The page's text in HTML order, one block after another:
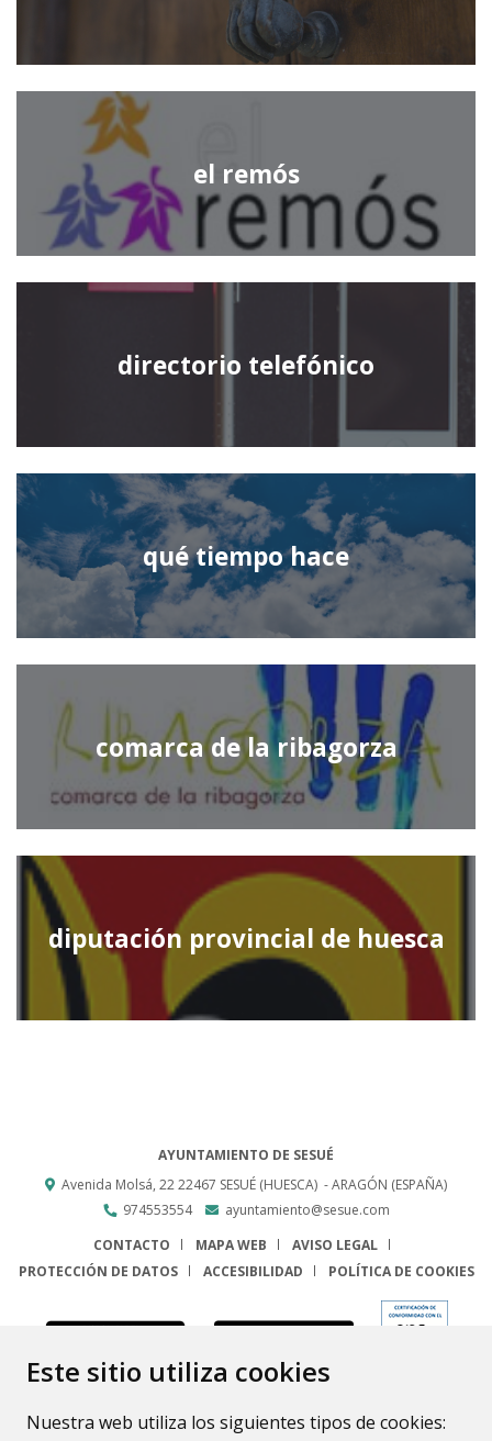
Este sitio utiliza cookies
Nuestra web utiliza los siguientes tipos de cookies:
el remós
directorio telefónico
qué tiempo hace
comarca de la ribagorza
diputación provincial de huesca
AYUNTAMIENTO DE SESUÉ
Avenida Molsá, 2222467 SESUÉ (HUESCA) - ARAGÓN (ESPAÑA)
974553554
ayuntamiento@sesue.com
CONTACTO
MAPA WEB
AVISO LEGAL
PROTECCIÓN DE DATOS
ACCESIBILIDAD POLÍTICA DE COOKIES